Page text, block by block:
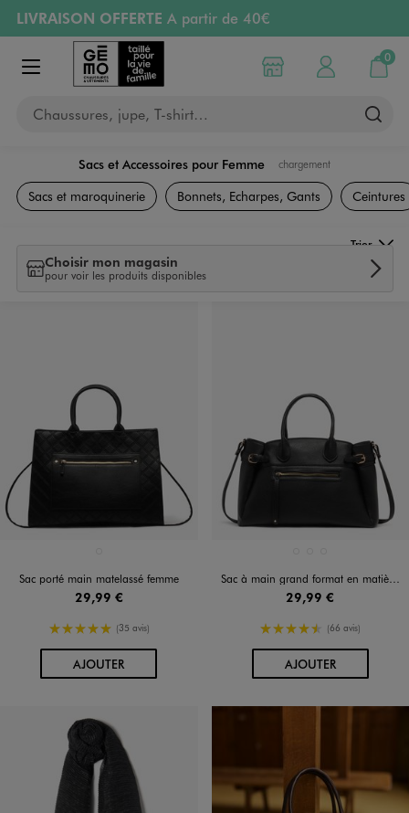
Aller au contenu principal
Aller à la navigation
LIVRAISON OFFERTE A partir de 40€
RETRAIT ET LIVRAISON OFFERTE
en magasin
PAYEZ EN 3x SANS FRAIS
Retours OFFERTS
pendant 30 jours
Afficher le menu
Chaussures, jupe, T-shirt…
Choisir mon magasin
Mon compte
0
Mon
Sacs et Accessoires pour Femme chargement
Sacs et Accessoires
Sacs et maroquinerie Bonnets, Echarpes, Gants Ceintures
Choisir mon magasin
pour voir les produits disponibles
Trier
Sac porté main matelassé femme
29,99 €
5/5 de moyenne
(35 avis)
AJOUTERAU PANIER
Sac à main grand format en matière grainée souple femme
29,99 €
4.5/5 de moyenne
(66 avis)
AJOUTERAU PANIER